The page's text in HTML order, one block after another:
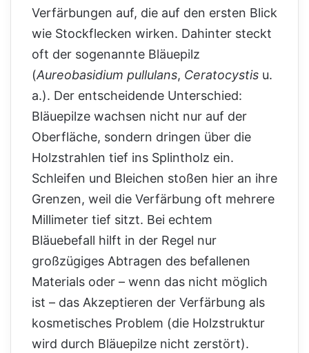
Verfärbungen auf, die auf den ersten Blick
wie Stockflecken wirken. Dahinter steckt
oft der sogenannte Bläuepilz
(Aureobasidium pullulans, Ceratocystis u.
a.). Der entscheidende Unterschied:
Bläuepilze wachsen nicht nur auf der
Oberfläche, sondern dringen über die
Holzstrahlen tief ins Splintholz ein.
Schleifen und Bleichen stoßen hier an ihre
Grenzen, weil die Verfärbung oft mehrere
Millimeter tief sitzt. Bei echtem
Bläuebefall hilft in der Regel nur
großzügiges Abtragen des befallenen
Materials oder – wenn das nicht möglich
ist – das Akzeptieren der Verfärbung als
kosmetisches Problem (die Holzstruktur
wird durch Bläuepilze nicht zerstört).